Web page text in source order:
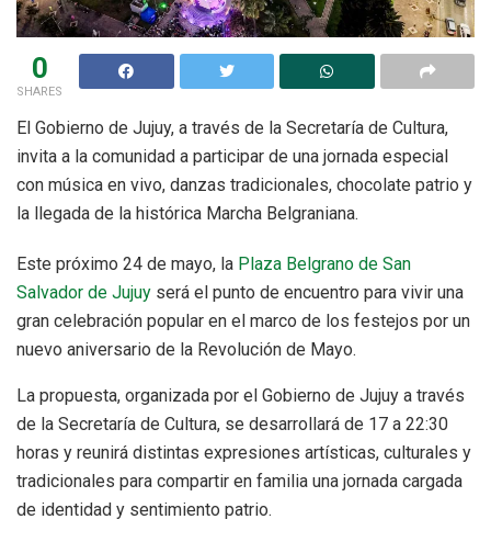
0
SHARES
El Gobierno de Jujuy, a través de la Secretaría de Cultura,
invita a la comunidad a participar de una jornada especial
con música en vivo, danzas tradicionales, chocolate patrio y
la llegada de la histórica Marcha Belgraniana.
Este próximo 24 de mayo, la Plaza Belgrano de San
Salvador de Jujuy será el punto de encuentro para vivir una
gran celebración popular en el marco de los festejos por un
nuevo aniversario de la Revolución de Mayo.
La propuesta, organizada por el Gobierno de Jujuy a través
de la Secretaría de Cultura, se desarrollará de 17 a 22:30
horas y reunirá distintas expresiones artísticas, culturales y
tradicionales para compartir en familia una jornada cargada
de identidad y sentimiento patrio.